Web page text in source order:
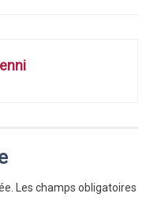
Les champs obligatoires